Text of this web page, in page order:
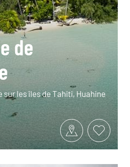
de
sur les îles de Tahiti, Huahine